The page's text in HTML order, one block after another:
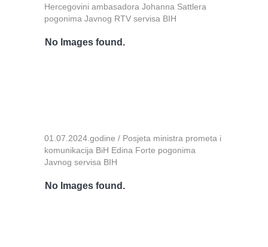
Hercegovini ambasadora Johanna Sattlera
pogonima Javnog RTV servisa BIH
No Images found.
01.07.2024.godine / Posjeta ministra prometa i
komunikacija BiH Edina Forte pogonima
Javnog servisa BIH
No Images found.